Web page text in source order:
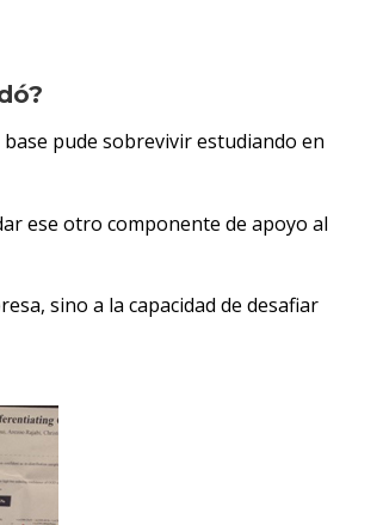
pude sobrevivir estudiando en
ese otro componente de apoyo al
sino a la capacidad de desafiar